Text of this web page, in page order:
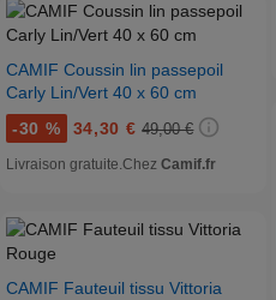
CAMIF Coussin lin passepoil
Carly Lin/Vert 40 x 60 cm
-30 % 34,30 € 49,00 €
Livraison gratuite.Chez Camif.fr
CAMIF Fauteuil tissu Vittoria